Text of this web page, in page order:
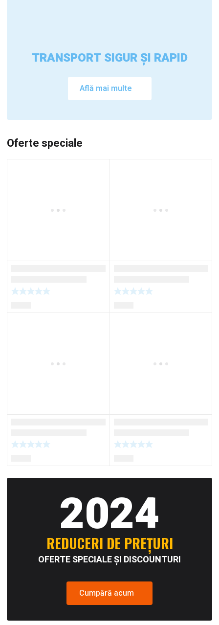
TRANSPORT SIGUR ȘI RAPID
Află mai multe
Oferte speciale
2024
REDUCERI DE PREȚURI
OFERTE SPECIALE ȘI DISCOUNTURI
Cumpără acum